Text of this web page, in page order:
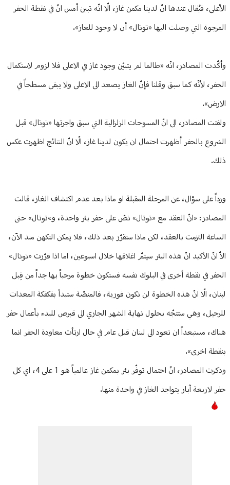
الأعلى، فيُقال عندها انّ لدينا مكمن غاز، الّا انّه تبين أمس انّ في نقطة الحفر
المرجوة التي وصلت اليها «توتال» أن لا وجود للغاز».
وأكّدت المصادر، انّه «طالما لم يتبيّن وجود غاز في الاعلى فلا لزوم لاستكمال
الحفر، لأنّه كما سبق وقلنا فإنّ الغاز يصعد الى الاعلى ولا يبقى مسطحاً في
الارض».
ولفتت المصادر، الى انّ المسوحات الزلزالية التي سبق واجرتها «توتال» قبل
الشروع بالحفر أظهرت احتمال ان يكون لدينا غاز، الّا انّ النتائج اظهرت عكس
ذلك.
ورداً على سؤال، عن المرحلة المقبلة او ماذا بعد عدم اكتشاف الغاز، قالت
المصادر: «انّ العقد مع «توتال» نصّ على حفر بئر واحدة، و»توتال» حتى
الساعة التزمت بالعقد، لكن ماذا ستقرّر بعد ذلك، فلا يمكن التكهن منذ الآن،
الاّ انّ الأكيد انّ هذه البئر سيتمّ اغلاقها خلال اسبوعين، اما اذا قرّرت «توتال»
الحفر في نقطة أخرى في البلوك نفسه فستكون خطوة مرحباً بها جداً من قِبل
لبنان، الّا انّ هذه الخطوة لن تكون فورية، فالمنصّة ستبدأ بفكفكة المعدات
للرحيل، وهي ستتجّه بحلول نهاية الشهر الجاري الى قبرص للبدء بأعمال حفر
هناك، مستبعداً ان تعود الى لبنان قبل عام في حال ارتأت معاودة الحفر انما
بنقطة اخرى».
وذكرت المصادر، انّ احتمال توفّر بئر بمكمن غاز عالمياً هو 1 على 4، اي كل
حفر لاربعة آبار يتواجد الغاز في واحدة منها.